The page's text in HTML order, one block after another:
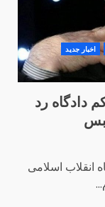
اخبار جدید
دادگاه رد
انقلاب اسلامی